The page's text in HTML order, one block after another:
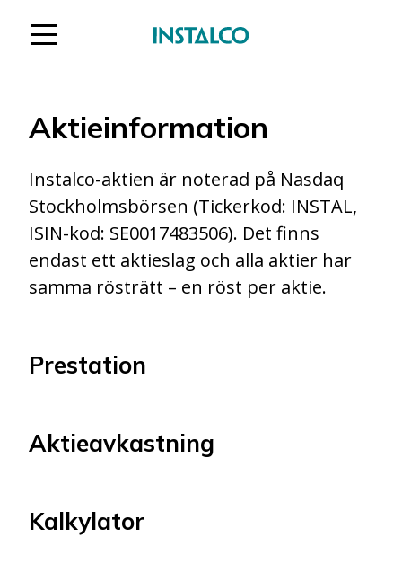
Aktieinformation
Instalco-aktien är noterad på Nasdaq
Stockholmsbörsen (Tickerkod: INSTAL,
ISIN-kod: SE0017483506). Det finns
endast ett aktieslag och alla aktier har
samma rösträtt – en röst per aktie.
Prestation
Aktieavkastning
Kalkylator